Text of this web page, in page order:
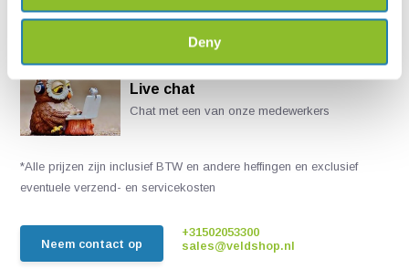
Deny
Live chat
Chat met een van onze medewerkers
*Alle prijzen zijn inclusief BTW en andere heffingen en exclusief
eventuele verzend- en servicekosten
Neem contact op
+31502053300
sales@veldshop.nl